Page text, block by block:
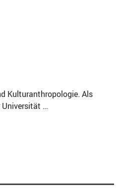
Kulturanthropologie. Als
Universität …